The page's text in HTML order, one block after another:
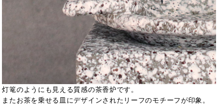
灯篭のようにも見える質感の茶香炉です。
またお茶を乗せる皿にデザインされたリーフのモチーフが印象。